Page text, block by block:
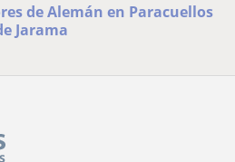
de Alemán en Paracuellos
Jarama